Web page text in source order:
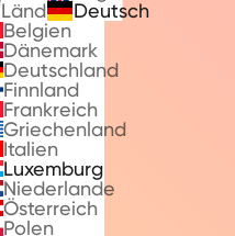
Länder
Belgien
Dänemark
Deutschland
Finnland
Frankreich
Griechenland
Italien
Luxemburg
Niederlande
Österreich
Polen
Deutsch